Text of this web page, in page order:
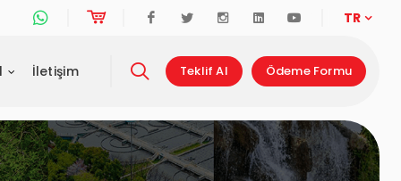
Whatsapp Destek Hattı
Online AlışverişFacebookTwitter InstagramLinkedinYoutube
TR
İletişim Teklif Al Ödeme Formu